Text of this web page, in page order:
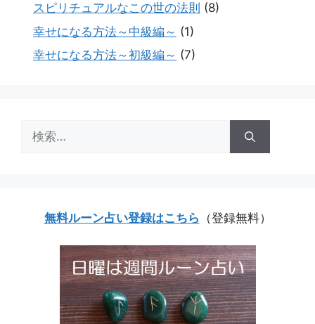
スピリチュアルなこの世の法則 (8)
幸せになる方法～中級編～ (1)
幸せになる方法～初級編～ (7)
索:
無料ルーン占い登録はこちら （登録無料）